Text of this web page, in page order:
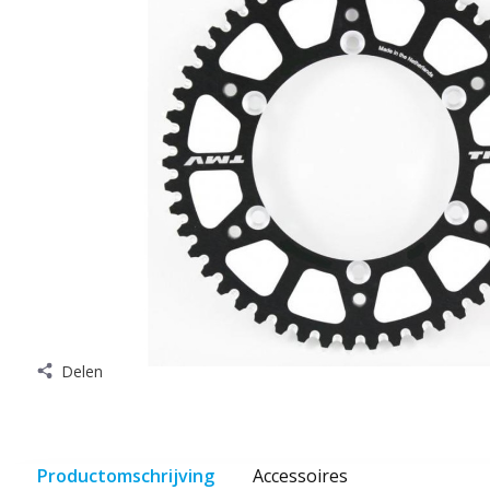
Delen
Productomschrijving Accessoires